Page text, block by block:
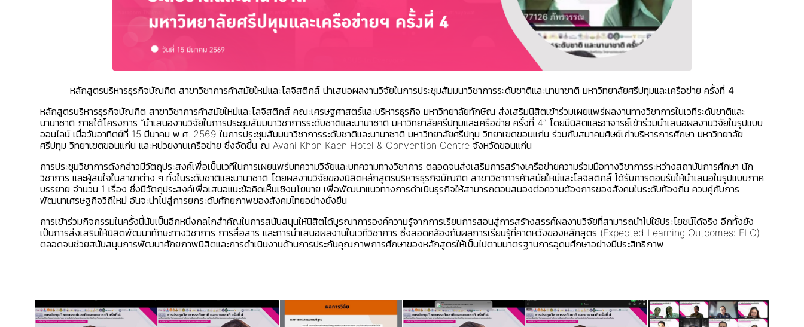
หลักสูตรบริหารธุรกิจบัณฑิต สาขาวิชาการค้าสมัยใหม่และโลจิสติกส์ นำเสนอผลงานวิจัยในการประชุมสัมมนาวิชาการระดับชาติและนานาชาติ มหาวิทยาลัยศรีปทุมและเครือข่าย ครั้งที่ 4
หลักสูตรบริหารธุรกิจบัณฑิต สาขาวิชาการค้าสมัยใหม่และโลจิสติกส์ คณะเศรษฐศาสตร์และบริหารธุรกิจ มหาวิทยาลัยทักษิณ ส่งเสริมนิสิตเข้าร่วมเผยแพร่ผลงานทางวิชาการในเวทีระดับชาติและ
นานาชาติ ภายใต้โครงการ “นำเสนองานวิจัยในการประชุมสัมมนาวิชาการระดับชาติและนานาชาติ มหาวิทยาลัยศรีปทุมและเครือข่าย ครั้งที่ 4” โดยมีนิสิตและอาจารย์เข้าร่วมนำเสนอผลงานวิจัยในรูปแบบ
ออนไลน์ เมื่อวันอาทิตย์ที่ 15 มีนาคม พ.ศ. 2569 ในการประชุมสัมมนาวิชาการระดับชาติและนานาชาติ มหาวิทยาลัยศรีปทุม วิทยาเขตขอนแก่น ร่วมกับสมาคมศิษย์เก่าบริหารการศึกษา มหาวิทยาลัย
ศรีปทุม วิทยาเขตขอนแก่น และหน่วยงานเครือข่าย ซึ่งจัดขึ้น ณ Avani Khon Kaen Hotel & Convention Centre จังหวัดขอนแก่น
การประชุมวิชาการดังกล่าวมีวัตถุประสงค์เพื่อเป็นเวทีในการเผยแพร่บทความวิจัยและบทความทางวิชาการ ตลอดจนส่งเสริมการสร้างเครือข่ายความร่วมมือทางวิชาการระหว่างสถาบันการศึกษา นัก
วิชาการ และผู้สนใจในสาขาต่าง ๆ ทั้งในระดับชาติและนานาชาติ โดยผลงานวิจัยของนิสิตหลักสูตรบริหารธุรกิจบัณฑิต สาขาวิชาการค้าสมัยใหม่และโลจิสติกส์ ได้รับการตอบรับให้นำเสนอในรูปแบบภาค
บรรยาย จำนวน 1 เรื่อง ซึ่งมีวัตถุประสงค์เพื่อเสนอแนะข้อคิดเห็นเชิงนโยบาย เพื่อพัฒนาแนวทางการดำเนินธุรกิจให้สามารถตอบสนองต่อความต้องการของสังคมในระดับท้องถิ่น ควบคู่กับการ
พัฒนาเศรษฐกิจวิถีใหม่ อันจะนำไปสู่การยกระดับศักยภาพของสังคมไทยอย่างยั่งยืน
การเข้าร่วมกิจกรรมในครั้งนี้นับเป็นอีกหนึ่งกลไกสำคัญในการสนับสนุนให้นิสิตได้บูรณาการองค์ความรู้จากการเรียนการสอนสู่การสร้างสรรค์ผลงานวิจัยที่สามารถนำไปใช้ประโยชน์ได้จริง อีกทั้งยัง
เป็นการส่งเสริมให้นิสิตพัฒนาทักษะทางวิชาการ การสื่อสาร และการนำเสนอผลงานในเวทีวิชาการ ซึ่งสอดคล้องกับผลการเรียนรู้ที่คาดหวังของหลักสูตร (Expected Learning Outcomes: ELO)
ตลอดจนช่วยสนับสนุนการพัฒนาศักยภาพนิสิตและการดำเนินงานด้านการประกันคุณภาพการศึกษาของหลักสูตรให้เป็นไปตามมาตรฐานการอุดมศึกษาอย่างมีประสิทธิภาพ